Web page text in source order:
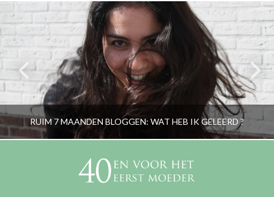
RUIM 7 MAANDEN BLOGGEN: WAT HEB IK GELEERD ?
RORYBLOKZIJL